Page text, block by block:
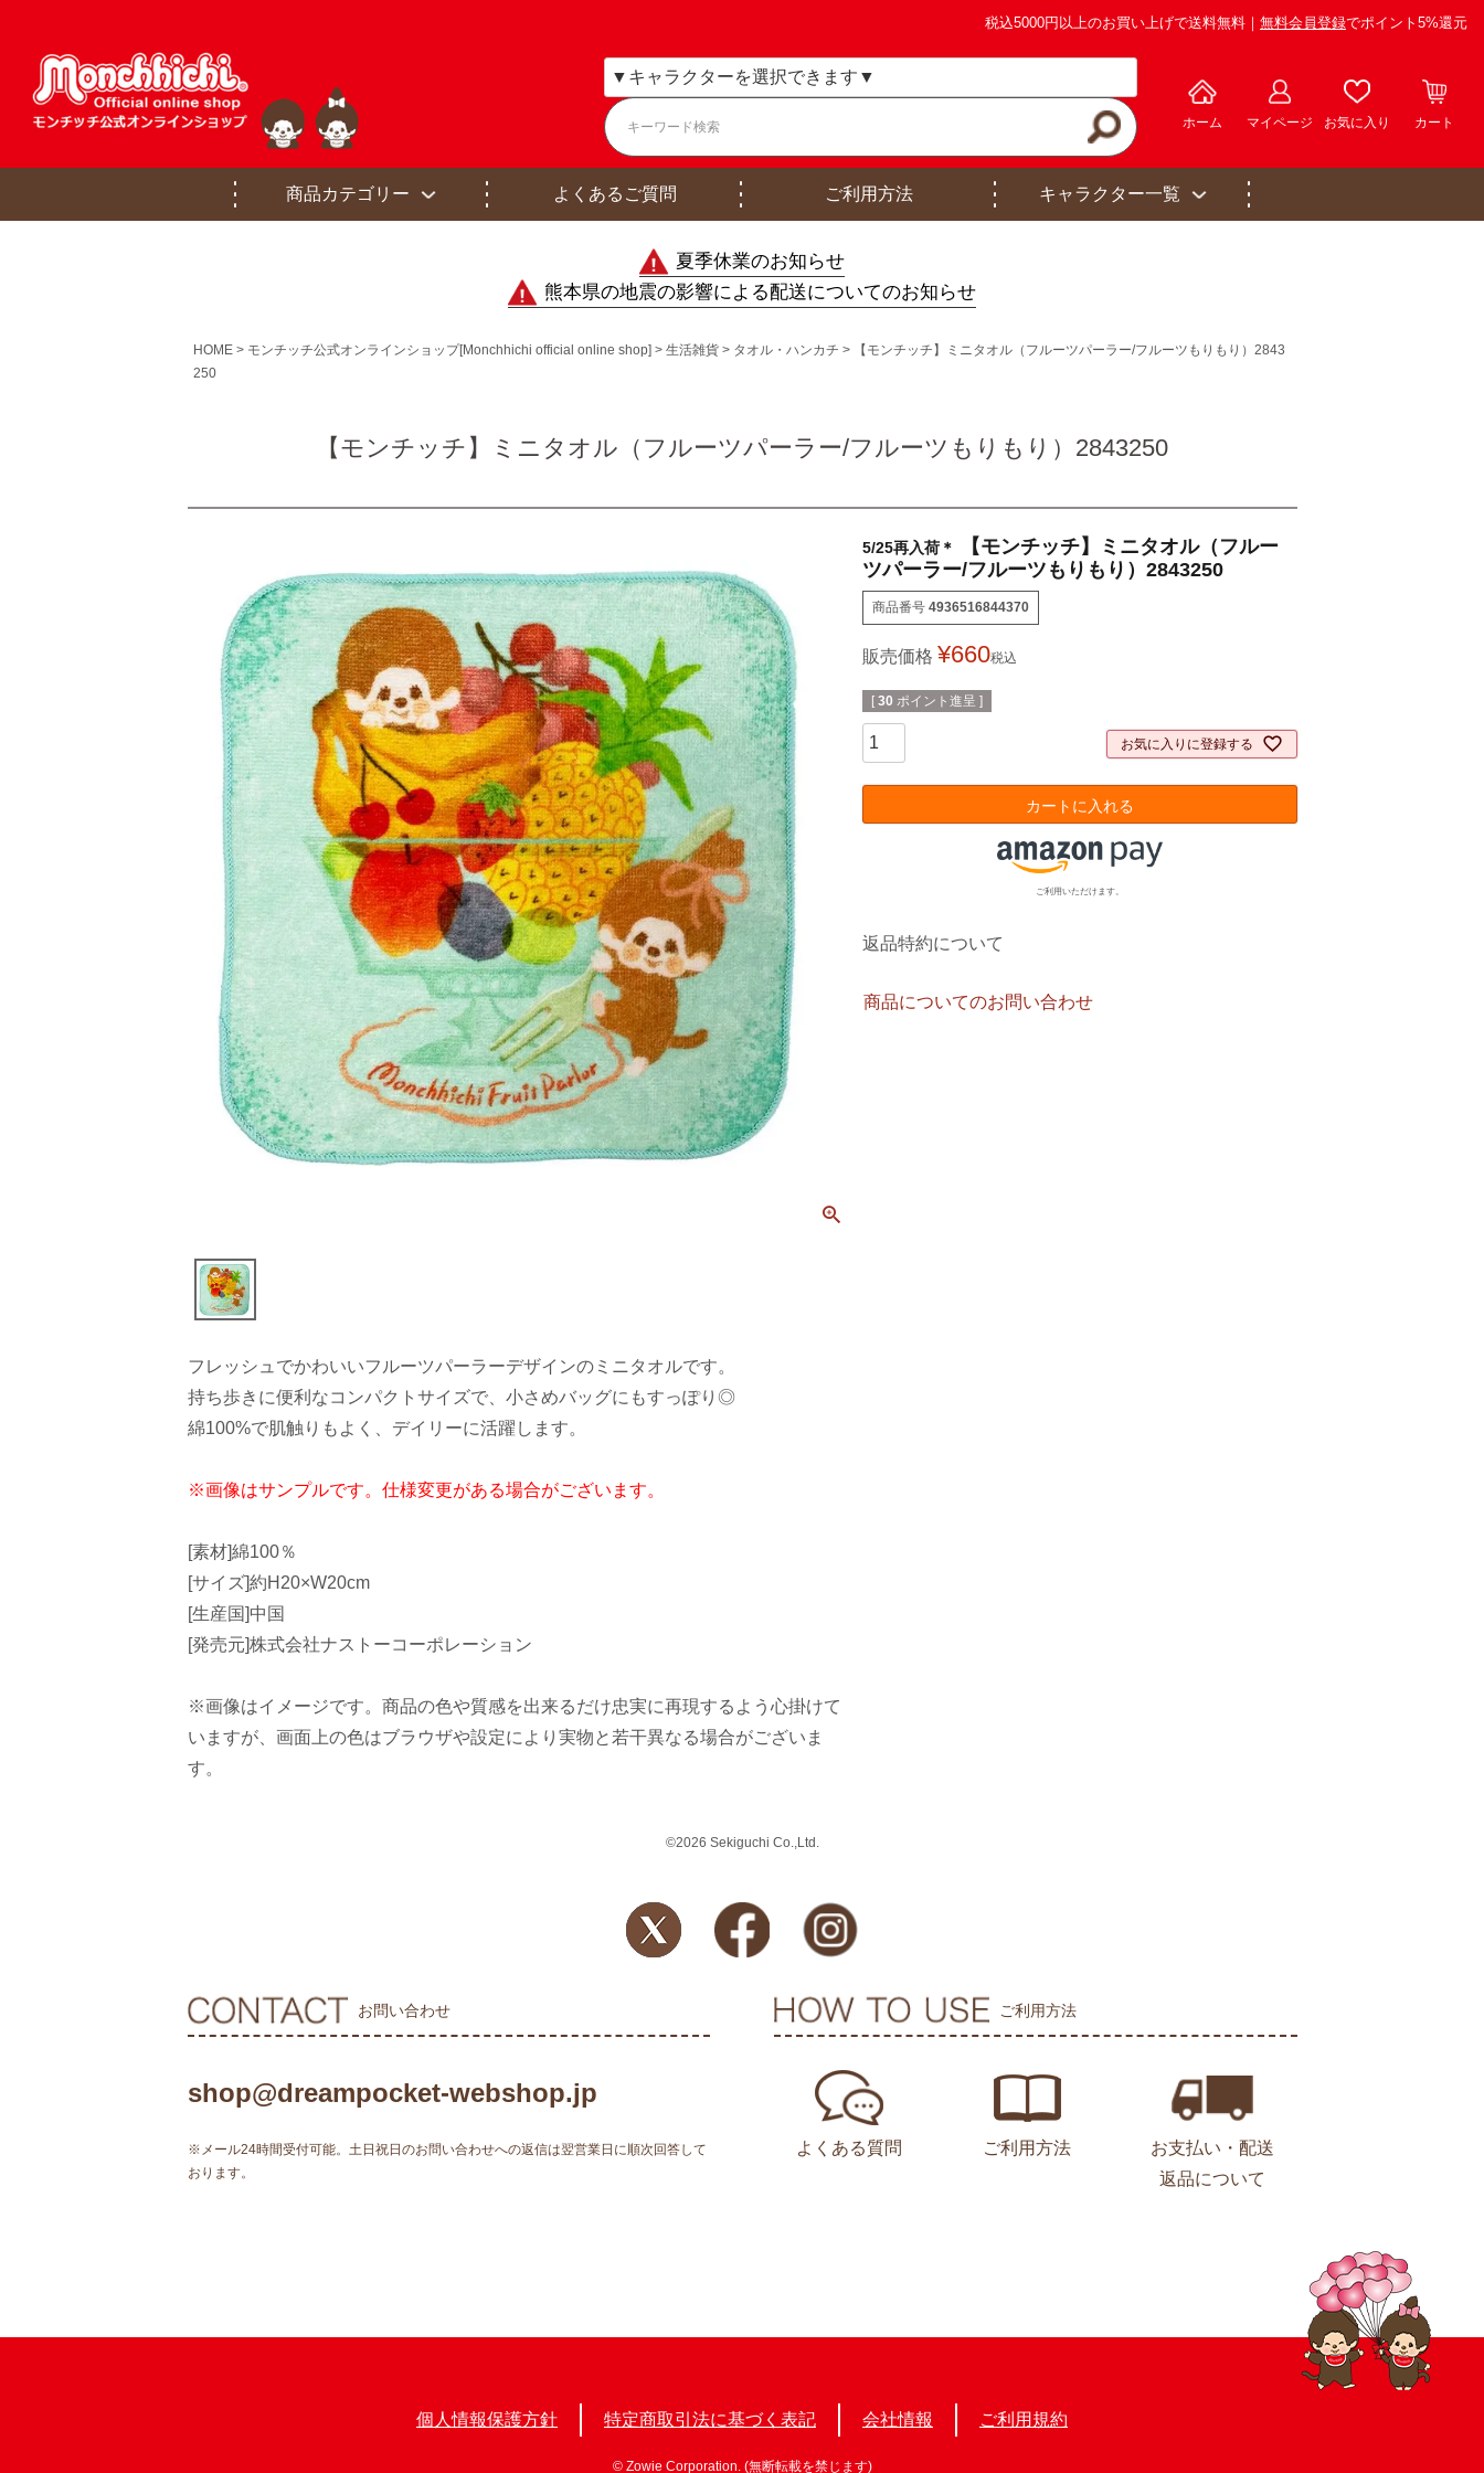
税込5000円以上のお買い上げで送料無料｜ 無料会員登録でポイント5%還元
ホーム マイページ お気に入り カート
商品カテゴリー よくあるご質問 ご利用方法 キャラクター一覧
夏季休業のお知らせ
熊本県の地震の影響による配送についてのお知らせ
HOME モンチッチ公式オンラインショップ[Monchhichi official online shop] 生活雑貨 タオル・ハンカチ
【モンチッチ】ミニタオル（フルーツパーラー/フルーツもりもり）2843
250
【モンチッチ】ミニタオル（フルーツパーラー/フルーツもりもり）2843250
5/25再入荷＊
【モンチッチ】ミニタオル（フルー
ツパーラー/フルーツもりもり）2843250
商品番号 4936516844370
販売価格 ¥660税込
[ 30 ポイント進呈 ]
お気に入りに登録する
カートに入れる
ご利用いただけます。
返品特約について
商品についてのお問い合わせ
フレッシュでかわいいフルーツパーラーデザインのミニタオルです。
持ち歩きに便利なコンパクトサイズで、小さめバッグにもすっぽり◎
綿100%で肌触りもよく、デイリーに活躍します。
※画像はサンプルです。仕様変更がある場合がございます。
[素材]綿100％
[サイズ]約H20×W20cm
[生産国]中国
[発売元]株式会社ナストーコーポレーション
※画像はイメージです。商品の色や質感を出来るだけ忠実に再現するよう心掛けて
いますが、画面上の色はブラウザや設定により実物と若干異なる場合がございま
す。
©2026 Sekiguchi Co.,Ltd.
お問い合わせ
shop@dreampocket-webshop.jp
※メール24時間受付可能。土日祝日のお問い合わせへの返信は翌営業日に順次回答して
おります。
ご利用方法
よくある質問 ご利用方法
お支払い・配送
返品について
個人情報保護方針 特定商取引法に基づく表記 会社情報 ご利用規約
© Zowie Corporation. (無断転載を禁じます)